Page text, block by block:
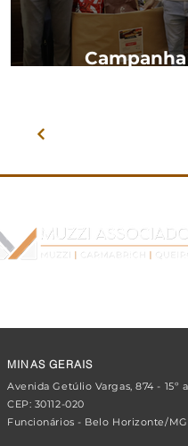
Campanha
MINAS GERAIS
Avenida Getúlio Vargas, 874 - 15º
CEP: 30112-020
Funcionários - Belo Horizonte/MG